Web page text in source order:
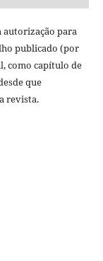
autorização para
publicado (por
como capítulo de
que
revista.